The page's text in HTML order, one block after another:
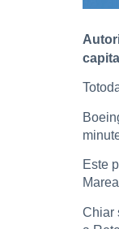
Este
Chiar